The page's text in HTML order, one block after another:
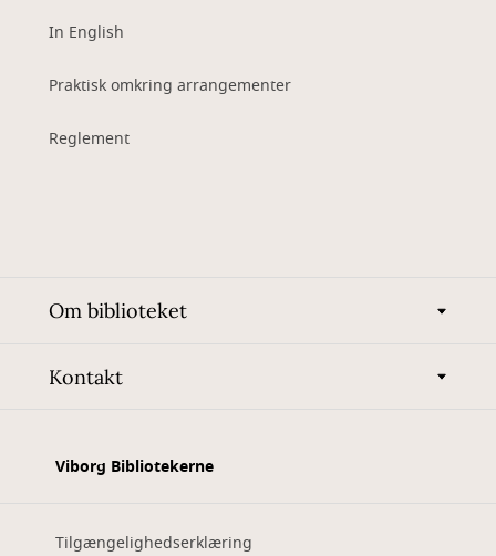
In English
Praktisk omkring arrangementer
Reglement
Om biblioteket
Kontakt
Viborg Bibliotekerne
Tilgængelighedserklæring